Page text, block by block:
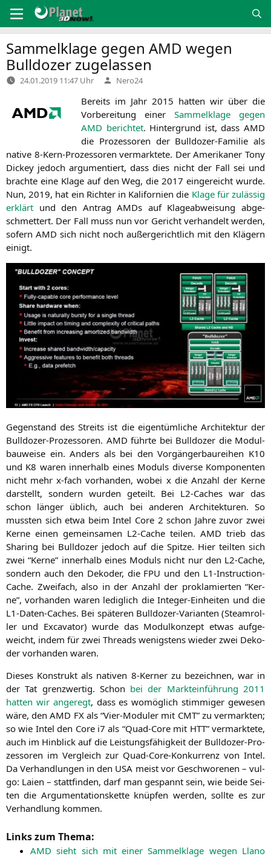
Inhalt
springen
Sammelklage gegen AMD wegen
Bulldozer zugelassen
24.01.2019 11:47 Uhr Verfasst
von
Nero24
Bereits im Jahr 2015 hat­ten wir über die
Vor­be­rei­tung einer Sam­mel­kla­ge gegen
AMD berich­tet. Hin­ter­grund ist, dassAMD
die Pro­zes­so­ren der Bull­do­zer-Fami­lie als
nati­ve 8‑Kern-Pro­zes­so­ren ver­mark­te­te. Der Ame­ri­ka­ner Tony
Dickey jedoch argu­men­tiert, dass dies nicht der Fall sei und
brach­te eine Kla­ge auf den Weg, die 2017 ein­ge­reicht wur­de.
Nun, 2019, hat ein Rich­ter in Kali­for­ni­en die Kla­ge für zuläs­sig
erklärt und den Antrag AMDs auf Kla­ge­ab­wei­sung abge­
schmet­tert. Der Fall muss nun vor Gericht ver­han­delt wer­den,
sofern AMD sich nicht noch außer­ge­richt­lich mit den Klä­gern
einigt.
Gegen­stand des Streits ist die eigen­tüm­li­che Archi­tek­tur der
Bull­do­zer-Pro­zes­so­ren. AMD führ­te bei Bull­do­zer die Modul­
bau­wei­se ein. Anders als bei den Vor­gän­ger­bau­rei­hen K10
und K8 waren inner­halb eines Moduls diver­se Kom­po­nen­ten
nicht mehr x‑fach vor­han­den, wobei x die Anzahl der Ker­ne
dar­stellt, son­dern wur­den geteilt. Bei L2-Caches war das
schon län­ger üblich, auch bei ande­ren Archi­tek­tu­ren. So
muss­ten sich etwa beim Intel Core 2 schon Jah­re zuvor zwei
Ker­ne einen gemein­sa­men L2-Cache tei­len. AMD trieb das
Sha­ring bei Bull­do­zer jedoch auf die Spit­ze. Hier teil­ten sich
zwei “Ker­ne” inner­halb eines Moduls nicht nur den L2-Cache,
son­dern auch den Deko­der, die FPU und den L1-Ins­truc­tion-
Cache. Zwei­fach, also in der Anzahl der pro­kla­mier­ten “Ker­
ne”, vor­han­den waren ledig­lich die Inte­ger-Ein­hei­ten und die
L1-Daten-Caches. Bei spä­te­ren Bull­do­zer-Vari­an­ten (Steam­rol­
ler und Excava­tor) wur­de das Modul­kon­zept etwas auf­ge­
weicht, indem für zwei Threads wenigs­tens wie­der zwei Deko­
der vor­han­den waren.
Die­ses Kon­strukt als nati­ven 8‑Kerner zu bezeich­nen, war in
der Tat grenz­wer­tig. Schon bei der Markt­ein­füh­rung 2011
hat­ten wir ange­regt, dass es womög­lich stim­mi­ger gewe­sen
wäre, denAMD FXals “Vier-Modu­ler mit CMT” zu ver­mark­ten;
so wie Intel den Core i7 als “Quad-Core mit HTT” ver­mark­te­te,
auch im Hin­blick auf die Leis­tungs­fä­hig­keit der Bull­do­zer-Pro­
zes­so­ren im Ver­gleich zur Quad-Core-Kon­kur­renz von Intel.
Da Ver­hand­lun­gen in den USA meist vor Geschwo­re­nen – vul­
go: Lai­en – statt­fin­den, darf man gespannt sein, wie bei­de Sei­
ten die Argu­men­ta­ti­ons­ket­te knüp­fen wer­den, soll­te es zur
Ver­hand­lung kommen.
Links zum Thema:
AMD sieht sich mit einer Sam­mel­kla­ge wegen Llano